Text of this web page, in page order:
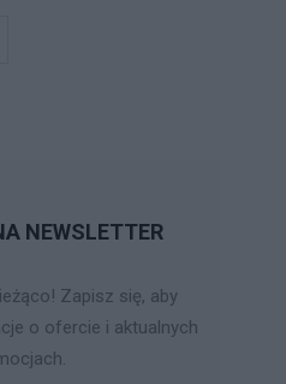
NEWSLETTER
Zapisz się, aby
o ofercie i aktualnych